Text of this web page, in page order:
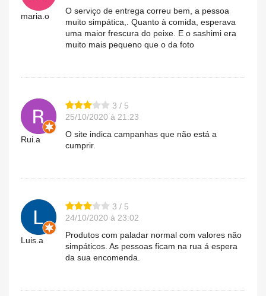
maria.o
O serviço de entrega correu bem, a pessoa
muito simpática,. Quanto à comida, esperava
uma maior frescura do peixe. E o sashimi era
muito mais pequeno que o da foto
Rui.a
3 / 5
25/10/2020 à 21:23
O site indica campanhas que não está a
cumprir.
Luis.a
3 / 5
24/10/2020 à 23:02
Produtos com paladar normal com valores não
simpáticos. As pessoas ficam na rua á espera
da sua encomenda.